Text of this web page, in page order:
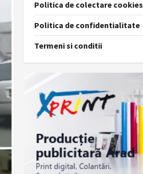
Politica de colectare cookies
Politica de confidentialitate
Termeni si conditii